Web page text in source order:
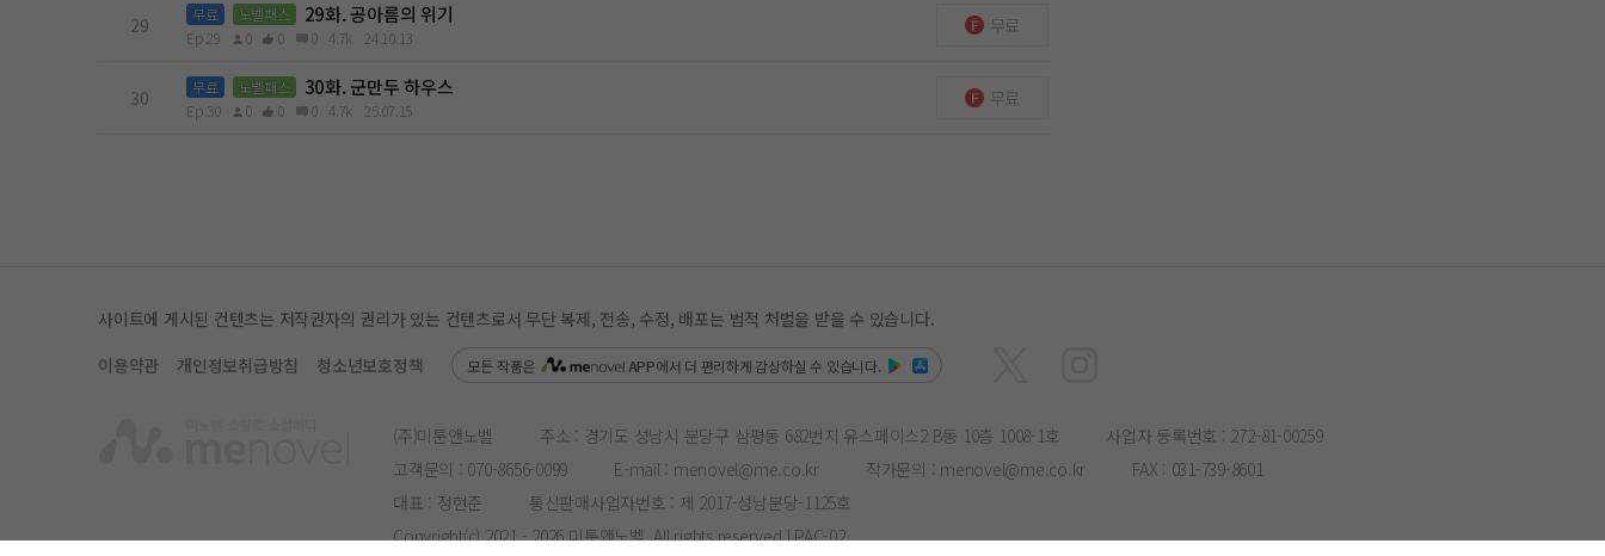
29 무료 노벨패스 29화. 공아름의 위기
Ep.29 0 0 0 4.7k 24.10.13
무료
30 무료 노벨패스 30화. 군만두 하우스
Ep.30 0 0 0 4.7k 25.07.15
무료
사이트에 게시된 컨텐츠는 저작권자의 권리가 있는 컨텐츠로서 무단 복제, 전송, 수정, 배포는 법적 처벌을 받을 수 있습니다.
이용약관
개인정보취급방침 청소년보호정책 모든 작품은 APP에서 더 편리하게 감상하실 수 있습니다.
(주)미툰앤노벨 주소 : 경기도 성남시 분당구 삼평동 682번지 유스페이스2 B동 10층 1008-1호
사업자 등록번호 : 272-81-00259
고객문의 : 070-8656-0099 E-mail : menovel@me.co.kr 작가문의 : menovel@me.co.kr
FAX : 031-739-8601
대표 : 정현준
통신판매사업자번호 : 제 2017-성남분당-1125호
Copyright(c) 2021 - 2026 미툰앤노벨. All rights reserved | PAC-02